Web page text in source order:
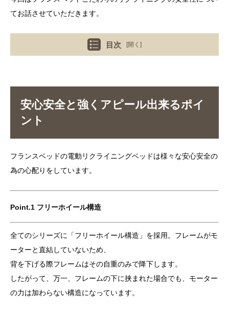
てお話させていただきます。
目次 [開く]
安心安全と強くアピール出来るポイ
ント
フランスベッドの電動リクライニングベッドは様々な安心安全の
為の心配りをしています。
Point.1 フリーホイール構造
全てのシリーズに「フリーホイール構造」を採用。フレームがモ
ーターと直結していないため、
背を下げる際フレームはその自重のみで降下します。
したがって、万一、フレームの下に挟まれた場合でも、モーター
の力は加わらない構造になっています。